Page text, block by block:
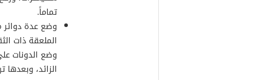
تماماً.
وضع عدة دوائر
الملعقة ذات
وضع الدونات
الزائد، وبعدها